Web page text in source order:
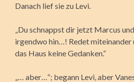
Danach lief sie zu Levi.
„Du schnappst dir jetzt Marcus
irgendwo hin…! Redet miteinander
das Haus keine Gedanken.“
„… aber…“; begann Levi, aber